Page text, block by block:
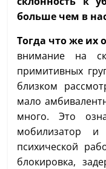
больше чем в
Тогда что же их
внимание на
примитивных
близком
мало
много. Это
мобилизатор
психической
блокировка,